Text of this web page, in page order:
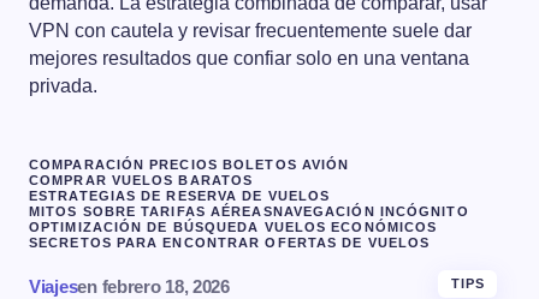
VPN con cautela y revisar frecuentemente suele dar
mejores resultados que confiar solo en una ventana
privada.
COMPARACIÓN PRECIOS BOLETOS AVIÓN
COMPRAR VUELOS BARATOS
ESTRATEGIAS DE RESERVA DE VUELOS
MITOS SOBRE TARIFAS AÉREASNAVEGACIÓN INCÓGNITO
OPTIMIZACIÓN DE BÚSQUEDA VUELOS ECONÓMICOS
SECRETOS PARA ENCONTRAR OFERTAS DE VUELOS
Viajesen febrero 18, 2026 TIPS